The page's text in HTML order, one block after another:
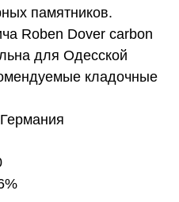
памятников.
Roben Dover carbon
для Одесской
кладочные